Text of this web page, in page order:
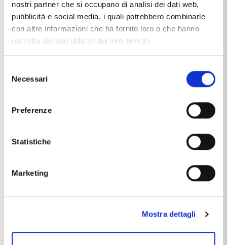
nostri partner che si occupano di analisi dei dati web,
pubblicità e social media, i quali potrebbero combinarle
con altre informazioni che ha fornito loro o che hanno
raccolto dal suo utilizzo dei loro servizi.
delNecessari
Preferenze
Statistiche
Marketing
Mostra dettagli
Carati Diamanti